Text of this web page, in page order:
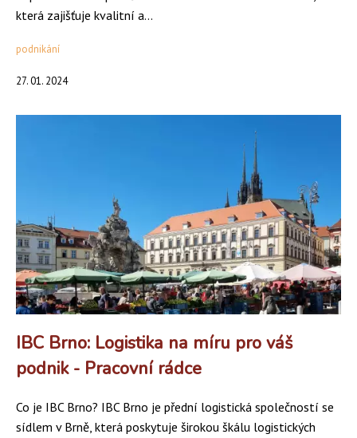
která zajišťuje kvalitní a...
podnikání
27. 01. 2024
IBC Brno: Logistika na míru pro váš
podnik - Pracovní rádce
Co je IBC Brno? IBC Brno je přední logistická společností se
sídlem v Brně, která poskytuje širokou škálu logistických